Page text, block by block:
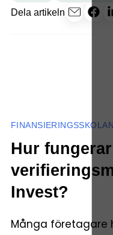
Dela artikeln
FINANSIERINGSSKOLAN
Hur
Invest?
Många företagare